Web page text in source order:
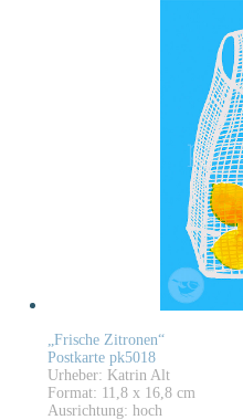
„Frische Zitronen“
Postkarte pk5018
Urheber: Katrin Alt
Format: 11,8 x 16,8 cm
Ausrichtung: hoch